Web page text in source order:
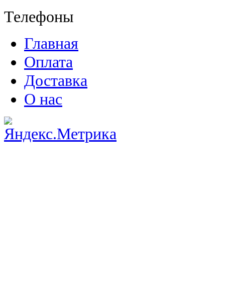
Телефоны
Главная
Оплата
Доставка
О нас